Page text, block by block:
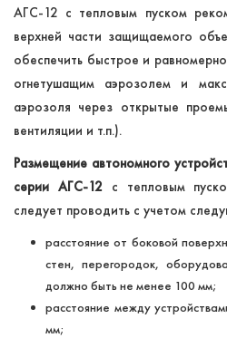
АГС-12 с тепловым пуском
верхней части защищаемого
обеспечить быстрое и
огнетушащим аэрозолем и
аэрозоля через открытые
вентиляции и т.п.).
Размещение автономного
серии АГС-12с тепловым
следует проводить с учетом
расстояние от боковой
стен, перегородок,
должно быть не менее 100 мм;
расстояние между
мм;